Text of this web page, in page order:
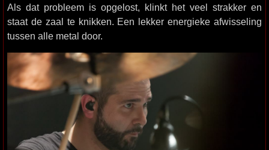
Als dat probleem is opgelost, klinkt het veel strakker en
staat de zaal te knikken. Een lekker energieke afwisseling
tussen alle metal door.